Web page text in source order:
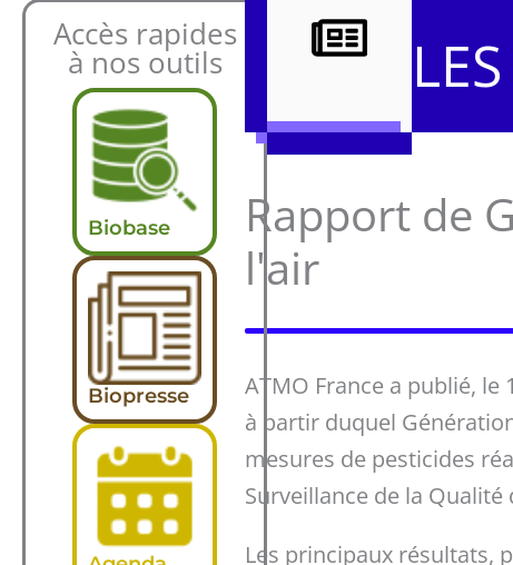
Accès rapides
à nos outils
Biobase
Biopresse
Rapport de
l'air
ATMO France a publié,
à partir duquel
mesures de pesticides
Surveillance de la Qualité
Les principaux résultats,